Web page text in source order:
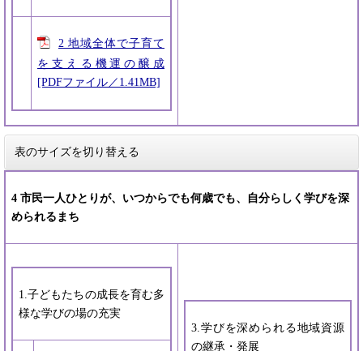
2 地域全体で子育て
を支える機運の醸成
[PDFファイル／1.41MB]
表のサイズを切り替える
4 市民一人ひとりが、いつからでも何歳でも、自分らしく学びを深
められるまち
1.子どもたちの成長を育む多
様な学びの場の充実
3.学びを深められる地域資源
の継承・発展